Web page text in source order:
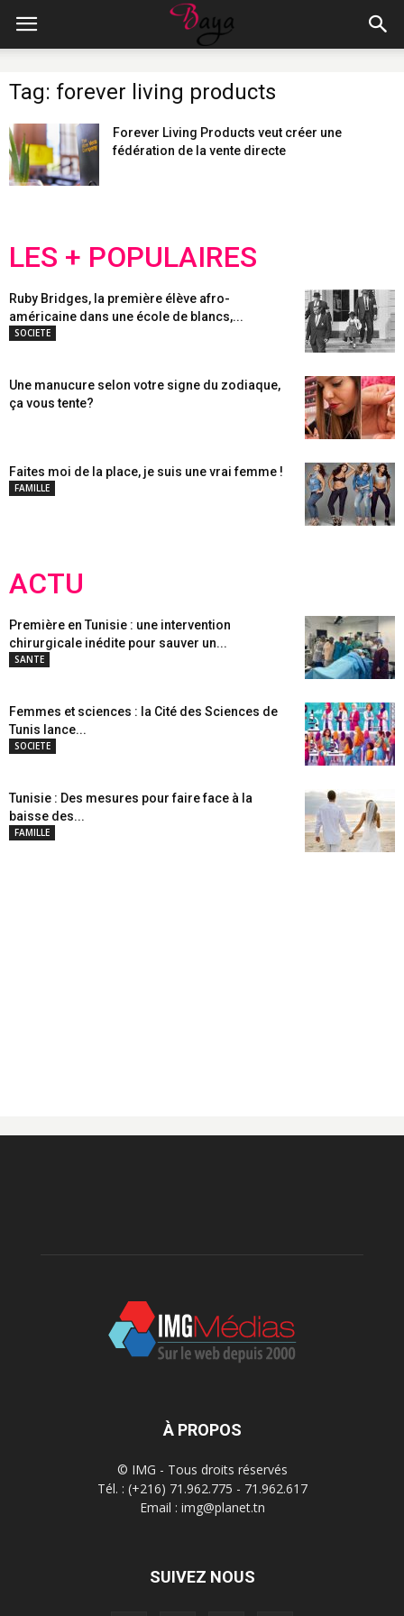
Tag: forever living products
Forever Living Products veut créer une
fédération de la vente directe
LES + POPULAIRES
Ruby Bridges, la première élève afro-
américaine dans une école de blancs,...
SOCIETE
Une manucure selon votre signe du zodiaque,
ça vous tente?
Faites moi de la place, je suis une vrai femme !
FAMILLE
ACTU
Première en Tunisie : une intervention
chirurgicale inédite pour sauver un...
SANTE
Femmes et sciences : la Cité des Sciences de
Tunis lance...
SOCIETE
Tunisie : Des mesures pour faire face à la
baisse des...
FAMILLE
À PROPOS
© IMG - Tous droits réservés
Tél. : (+216) 71.962.775 - 71.962.617
Email : img@planet.tn
SUIVEZ NOUS